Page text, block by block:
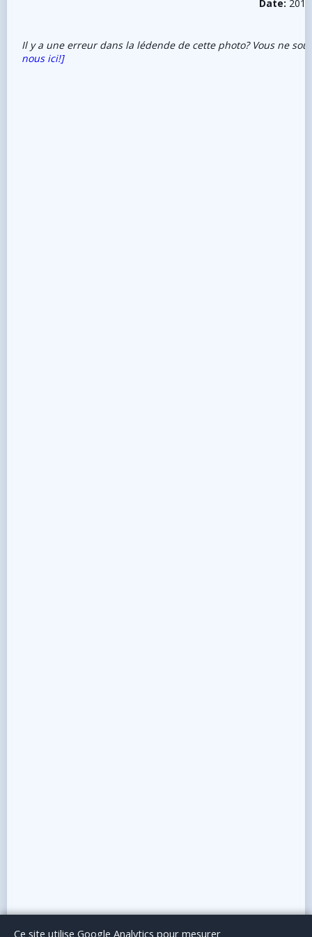
Date:
Il y a une erreur dans la lédende de cette photo? Vous ne
nous ici!]
Le BlogPublicité Articles invitésMentions Légales
Ce site utilise Google Analytics pour mesurer